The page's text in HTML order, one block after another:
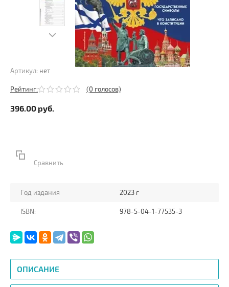
Артикул: нет
Рейтинг: (0 голосов)
396.00 руб.
Сравнить
Год издания 2023 г
ISBN: 978-5-04-1-77535-3
ОПИСАНИЕ